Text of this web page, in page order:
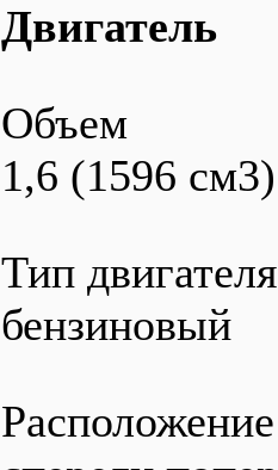
Двигатель
Объем
1,6 (1596 см3)
Тип двигателя
бензиновый